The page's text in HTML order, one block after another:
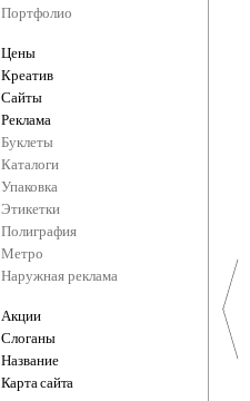
Портфолио
Цены
Креатив
Сайты
Реклама
Буклеты
Каталоги
Упаковка
Этикетки
Полиграфия
Метро
Наружная реклама
Акции
Слоганы
Название
Карта сайта